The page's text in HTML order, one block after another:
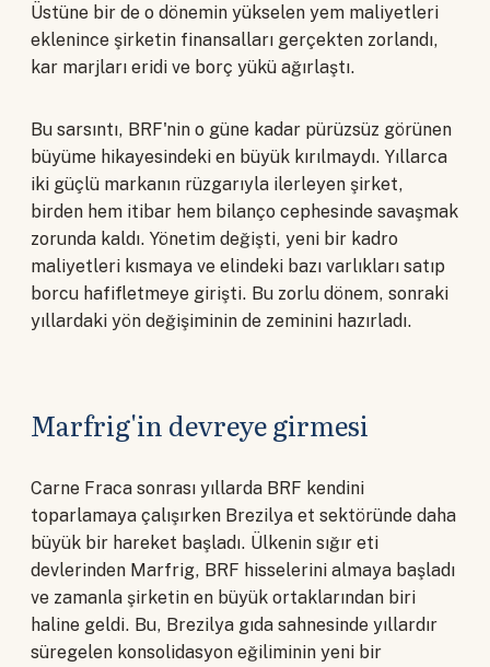
Üstüne bir de o dönemin yükselen yem maliyetleri
eklenince şirketin finansalları gerçekten zorlandı,
kar marjları eridi ve borç yükü ağırlaştı.
Bu sarsıntı, BRF'nin o güne kadar pürüzsüz görünen
büyüme hikayesindeki en büyük kırılmaydı. Yıllarca
iki güçlü markanın rüzgarıyla ilerleyen şirket,
birden hem itibar hem bilanço cephesinde savaşmak
zorunda kaldı. Yönetim değişti, yeni bir kadro
maliyetleri kısmaya ve elindeki bazı varlıkları satıp
borcu hafifletmeye girişti. Bu zorlu dönem, sonraki
yıllardaki yön değişiminin de zeminini hazırladı.
Marfrig'in devreye girmesi
Carne Fraca sonrası yıllarda BRF kendini
toparlamaya çalışırken Brezilya et sektöründe daha
büyük bir hareket başladı. Ülkenin sığır eti
devlerinden Marfrig, BRF hisselerini almaya başladı
ve zamanla şirketin en büyük ortaklarından biri
haline geldi. Bu, Brezilya gıda sahnesinde yıllardır
süregelen konsolidasyon eğiliminin yeni bir